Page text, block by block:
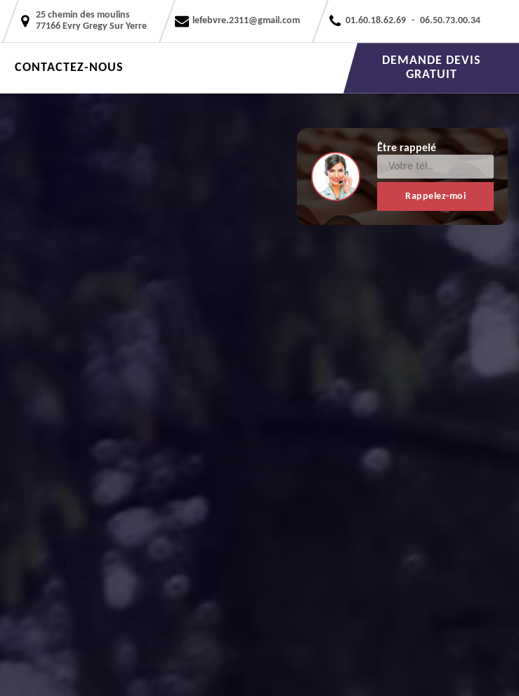
25 chemin des moulins
77166 Evry Gregy Sur Yerre
lefebvre.2311@gmail.com 01.60.18.62.69 - 06.50.73.00.34
CONTACTEZ-NOUS
DEMANDE DEVIS
GRATUIT
Être rappelé